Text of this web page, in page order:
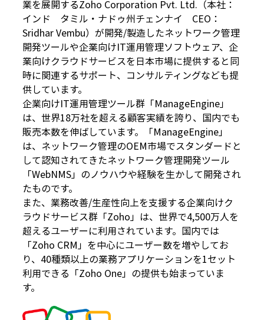
業を展開するZoho Corporation Pvt. Ltd.（本社：
インド タミル・ナドゥ州チェンナイ CEO：
Sridhar Vembu）が開発/製造したネットワーク管理
開発ツールや企業向けIT運用管理ソフトウェア、企
業向けクラウドサービスを日本市場に提供すると同
時に関連するサポート、コンサルティングなども提
供しています。
企業向けIT運用管理ツール群「ManageEngine」
は、世界18万社を超える顧客実績を誇り、国内でも
販売本数を伸ばしています。「ManageEngine」
は、ネットワーク管理のOEM市場でスタンダードと
して認知されてきたネットワーク管理開発ツール
「WebNMS」のノウハウや経験を生かして開発され
たものです。
また、業務改善/生産性向上を支援する企業向けク
ラウドサービス群「Zoho」は、世界で4,500万人を
超えるユーザーに利用されています。国内では
「Zoho CRM」を中心にユーザー数を増やしてお
り、40種類以上の業務アプリケーションを1セット
利用できる「Zoho One」の提供も始まっていま
す。